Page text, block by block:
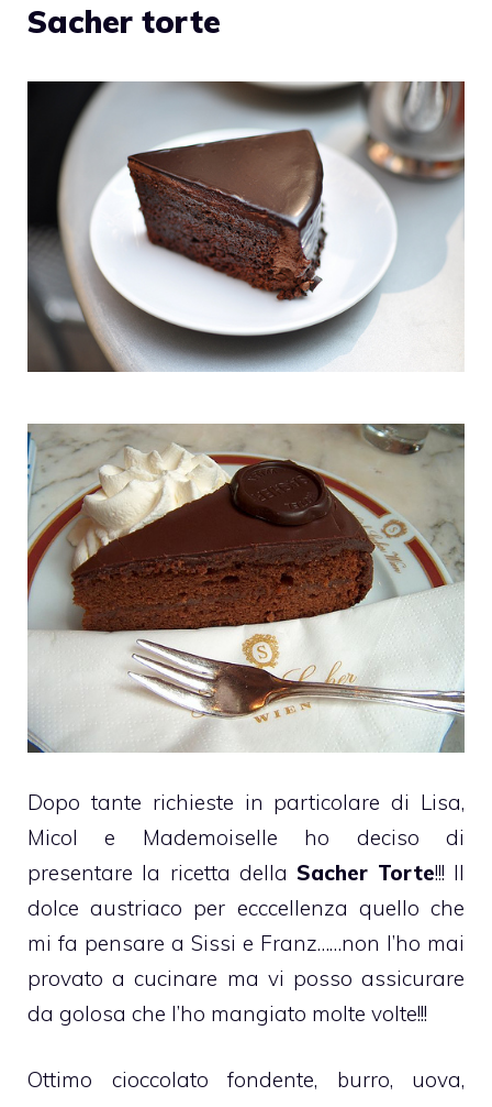
Sacher torte
Dopo tante richieste in particolare di Lisa,
Micol e Mademoiselle ho deciso di
presentare la ricetta dellaSacher Torte!!! Il
dolce austriaco per ecccellenza quello che
mi fa pensare a Sissi e Franz……non l’ho mai
provato a cucinare ma vi posso assicurare
da golosa che l’ho mangiato molte volte!!!
Ottimo cioccolato fondente, burro, uova,